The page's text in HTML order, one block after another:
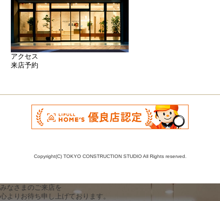
アクセス
来店予約
Copyright(C) TOKYO CONSTRUCTION STUDIO All Rights reserved.
みなさまのご来店を
心よりお待ち申し上げております。